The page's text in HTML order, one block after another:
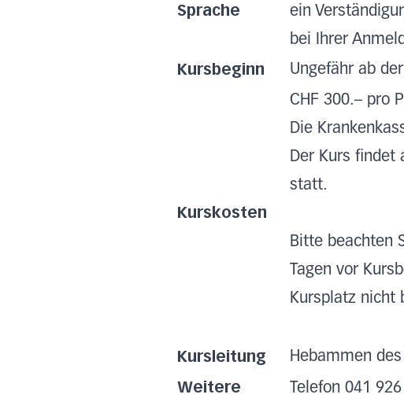
Sprache
ein
bei Ihrer
Kursbeginn Ungefähr ab
Kurskosten
CHF 300.– pro
Die
Der Kurs findet
statt.
Bitte beachten
Tagen vor
Kursplatz nicht
Kursleitung Hebammen
Weitere
Telefon 041